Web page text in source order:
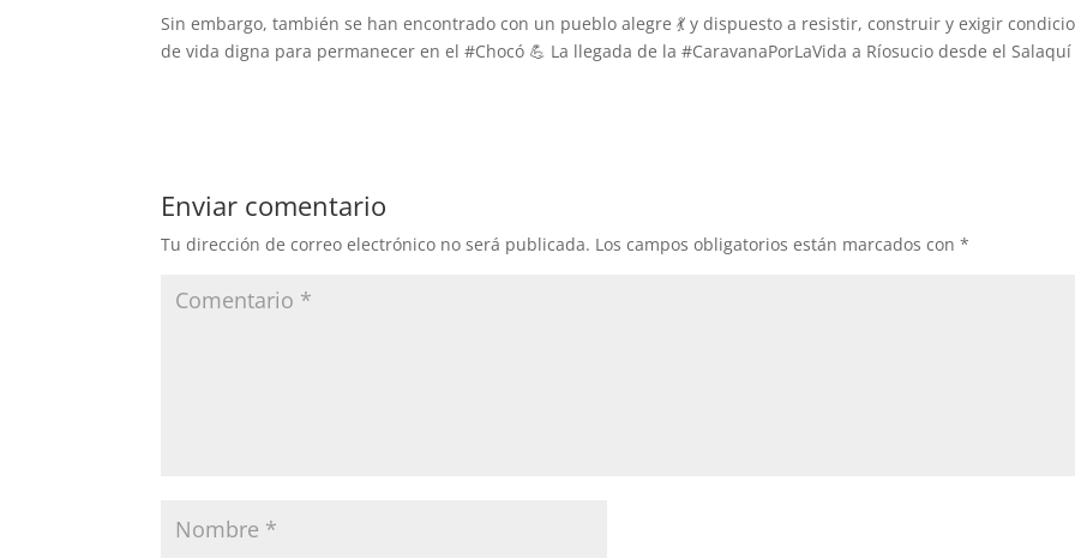
Sin embargo, también se han encontrado con un pueblo alegre 💃 y dispuesto a resistir, construir y exigir
de vida digna para permanecer en el #Chocó 💪 La llegada de la #CaravanaPorLaVida a Ríosucio desde el Salaquí
Enviar comentario
Tu dirección de correo electrónico no será publicada. Los campos obligatorios están marcados con*